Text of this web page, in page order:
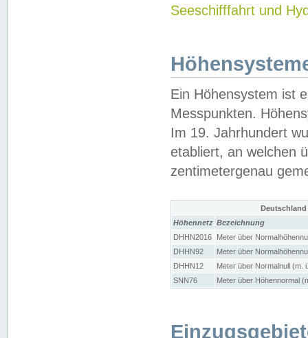
Seeschifffahrt und
Ein Höhensystem ist
Messpunkten.
Im 19. Jahrhundert
etabliert, an welchen
zentimetergenau
Höhennetz Bezeichnung
DHHN2016
Meter über
DHHN92
Meter über
DHHN12
Meter über Normalnull (m.
SNN76
Meter über Höhennormal